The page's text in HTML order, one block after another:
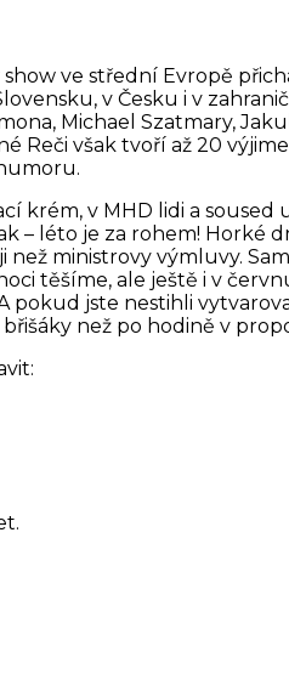
ve střední Evropě
v Česku i v
Michael Szatmary,
Reči však tvoří až 20
krém, v MHD lidi a soused
– léto je za rohem! Horké
ministrovy výmluvy.
těšíme, ale ještě i v
pokud jste nestihli
než po hodině v